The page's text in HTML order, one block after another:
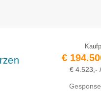
€
€ 4.523,-